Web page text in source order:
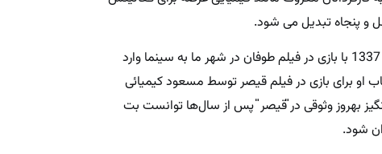
و پنجاه تبدیل می شود.
شاید نزدیک به یازده سال زمان نیاز بود تا بهروز وثوقی کشف شود. او از سال 1337 با بازی در فیلم طوفان در شهر ما به سینما‌ وارد
انتخاب او برای بازی در فیلم قیصر توسط مسعود کیمیائی
بهروز وثوقی در ̎قیصر ̎ پس از سال‌ها توانست بت
شود.